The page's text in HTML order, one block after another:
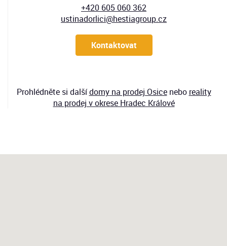
+420 605 060 362
ustinadorlici@hestiagroup.cz
Kontaktovat
Prohlédněte si dalšídomyna prodej Osicenebo reality
na prodej v okrese Hradec Králové